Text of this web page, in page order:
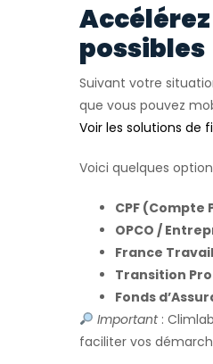
possibles
Suivant votre
que vous pouvez
Voir les solutions de
Voici quelques
CPF (Compte
OPCO /
France Travail
Transition Pro
Fonds
Important:
faciliter vos